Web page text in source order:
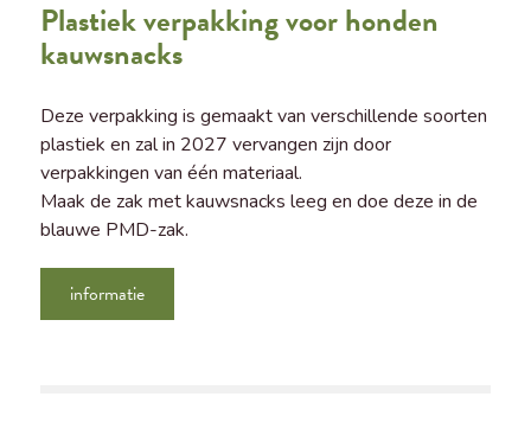
Plastiek verpakking voor honden
kauwsnacks
Deze verpakking is gemaakt van verschillende soorten
plastiek en zal in 2027 vervangen zijn door
verpakkingen van één materiaal.
Maak de zak met kauwsnacks leeg en doe deze in de
blauwe PMD-zak.
informatie